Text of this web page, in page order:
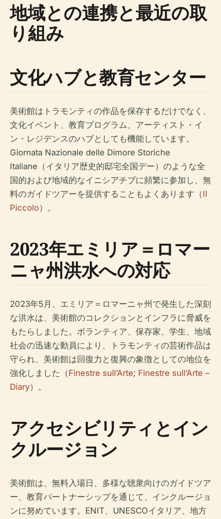
地域との連携と最近の取
り組み
文化ハブと教育センター
美術館はトラモンティの作品を保存するだけでなく、
文化イベント、教育プログラム、アーティスト・イ
ン・レジデンスのハブとしても機能しています。
Giornata Nazionale delle Dimore Storiche
Italiane（イタリア歴史的邸宅全国デー）のような全
国的および地域的なイニシアチブに頻繁に参加し、無
料のガイドツアーを提供することもよくあります（Il
Piccolo）。
2023年エミリア＝ロマー
ニャ州洪水への対応
2023年5月、エミリア＝ロマーニャ州で発生した深刻
な洪水は、美術館のコレクションとインフラに脅威を
もたらしました。ボランティア、保存家、学生、地域
社会の迅速な動員により、トラモンティの芸術作品は
守られ、美術館は回復力と復興の象徴としての地位を
強化しました（Finestre sull’Arte; Finestre sull’Arte –
Diary）。
アクセシビリティとイン
クルージョン
美術館は、無料入場日、多様な聴衆向けのガイドツア
ー、教育パートナーシップを通じて、インクルージョ
ンに努めています。ENIT、UNESCOイタリア、地方